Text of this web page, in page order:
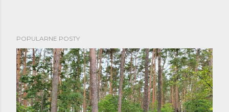
POPULARNE POSTY